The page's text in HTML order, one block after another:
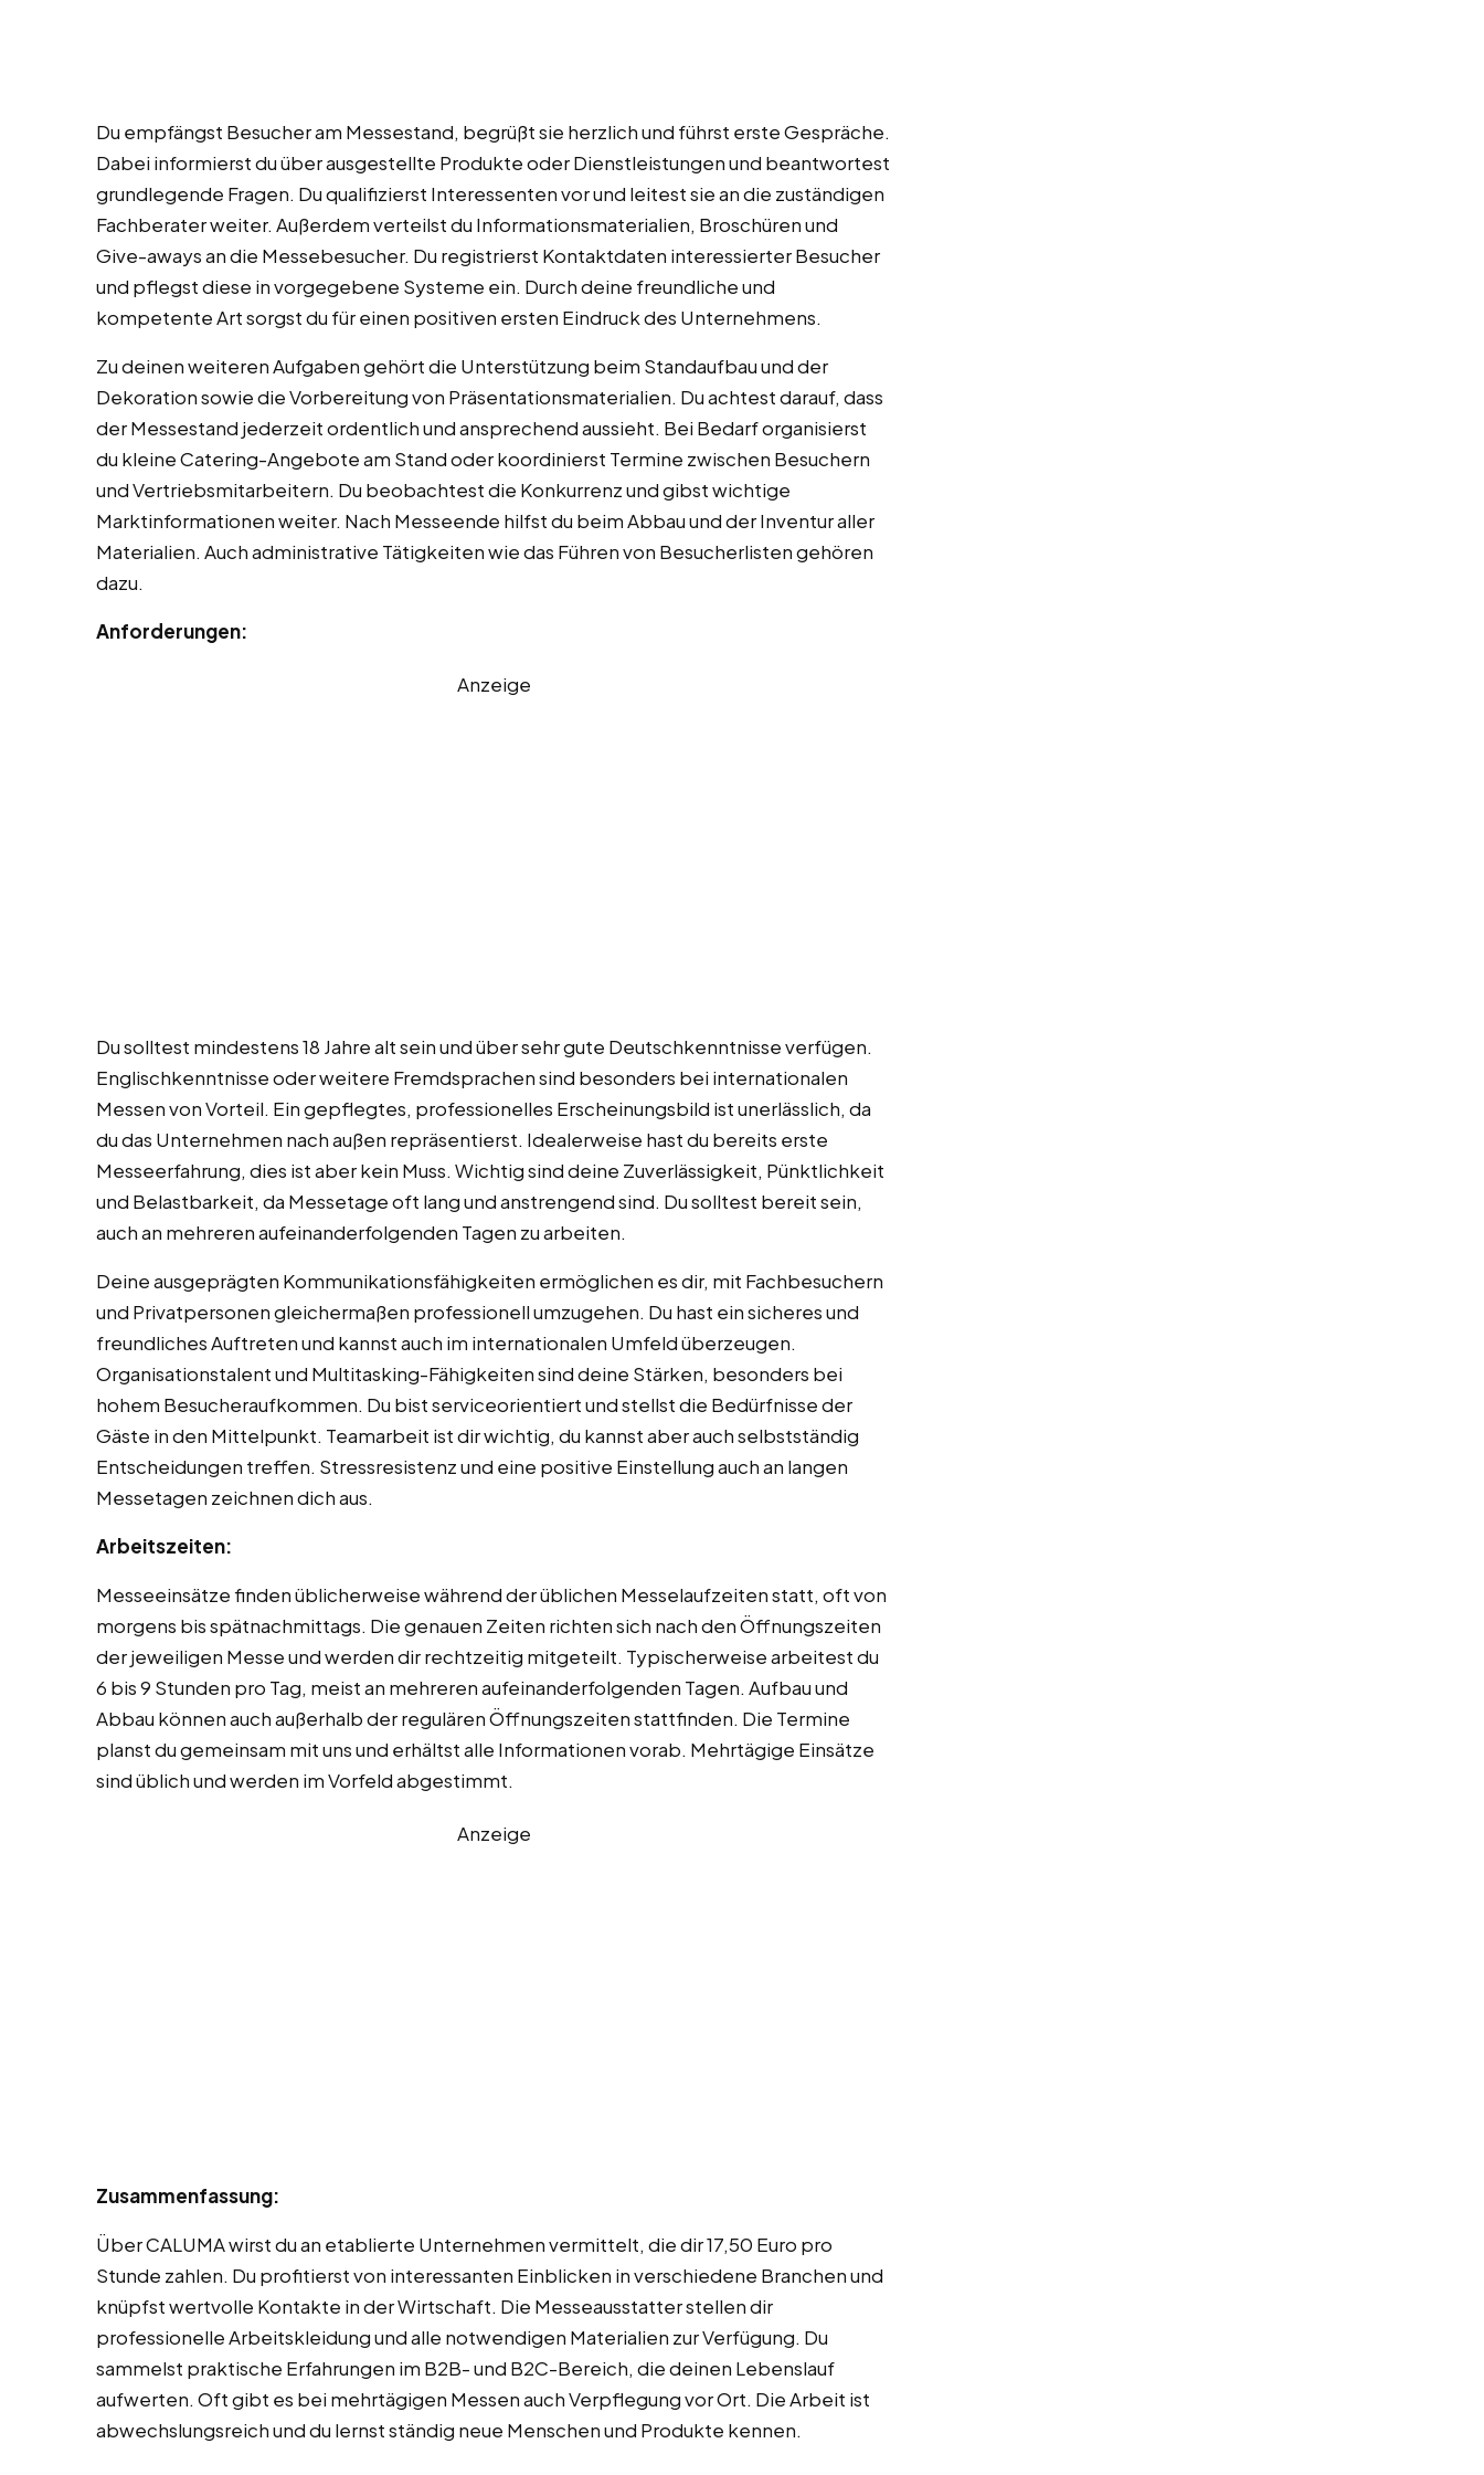
Du empfängst Besucher am Messestand, begrüßt sie herzlich und führst erste Gespräche.
Dabei informierst du über ausgestellte Produkte oder Dienstleistungen und beantwortest
grundlegende Fragen. Du qualifizierst Interessenten vor und leitest sie an die zuständigen
Fachberater weiter. Außerdem verteilst du Informationsmaterialien, Broschüren und
Give-aways an die Messebesucher. Du registrierst Kontaktdaten interessierter Besucher
und pflegst diese in vorgegebene Systeme ein. Durch deine freundliche und
kompetente Art sorgst du für einen positiven ersten Eindruck des Unternehmens.
Zu deinen weiteren Aufgaben gehört die Unterstützung beim Standaufbau und der
Dekoration sowie die Vorbereitung von Präsentationsmaterialien. Du achtest darauf, dass
der Messestand jederzeit ordentlich und ansprechend aussieht. Bei Bedarf organisierst
du kleine Catering-Angebote am Stand oder koordinierst Termine zwischen Besuchern
und Vertriebsmitarbeitern. Du beobachtest die Konkurrenz und gibst wichtige
Marktinformationen weiter. Nach Messeende hilfst du beim Abbau und der Inventur aller
Materialien. Auch administrative Tätigkeiten wie das Führen von Besucherlisten gehören
dazu.
Anforderungen:
Anzeige
Du solltest mindestens 18 Jahre alt sein und über sehr gute Deutschkenntnisse verfügen.
Englischkenntnisse oder weitere Fremdsprachen sind besonders bei internationalen
Messen von Vorteil. Ein gepflegtes, professionelles Erscheinungsbild ist unerlässlich, da
du das Unternehmen nach außen repräsentierst. Idealerweise hast du bereits erste
Messeerfahrung, dies ist aber kein Muss. Wichtig sind deine Zuverlässigkeit, Pünktlichkeit
und Belastbarkeit, da Messetage oft lang und anstrengend sind. Du solltest bereit sein,
auch an mehreren aufeinanderfolgenden Tagen zu arbeiten.
Deine ausgeprägten Kommunikationsfähigkeiten ermöglichen es dir, mit Fachbesuchern
und Privatpersonen gleichermaßen professionell umzugehen. Du hast ein sicheres und
freundliches Auftreten und kannst auch im internationalen Umfeld überzeugen.
Organisationstalent und Multitasking-Fähigkeiten sind deine Stärken, besonders bei
hohem Besucheraufkommen. Du bist serviceorientiert und stellst die Bedürfnisse der
Gäste in den Mittelpunkt. Teamarbeit ist dir wichtig, du kannst aber auch selbstständig
Entscheidungen treffen. Stressresistenz und eine positive Einstellung auch an langen
Messetagen zeichnen dich aus.
Arbeitszeiten:
Messeeinsätze finden üblicherweise während der üblichen Messelaufzeiten statt, oft von
morgens bis spätnachmittags. Die genauen Zeiten richten sich nach den Öffnungszeiten
der jeweiligen Messe und werden dir rechtzeitig mitgeteilt. Typischerweise arbeitest du
6 bis 9 Stunden pro Tag, meist an mehreren aufeinanderfolgenden Tagen. Aufbau und
Abbau können auch außerhalb der regulären Öffnungszeiten stattfinden. Die Termine
planst du gemeinsam mit uns und erhältst alle Informationen vorab. Mehrtägige Einsätze
sind üblich und werden im Vorfeld abgestimmt.
Anzeige
Zusammenfassung:
Über CALUMA wirst du an etablierte Unternehmen vermittelt, die dir 17,50 Euro pro
Stunde zahlen. Du profitierst von interessanten Einblicken in verschiedene Branchen und
knüpfst wertvolle Kontakte in der Wirtschaft. Die Messeausstatter stellen dir
professionelle Arbeitskleidung und alle notwendigen Materialien zur Verfügung. Du
sammelst praktische Erfahrungen im B2B- und B2C-Bereich, die deinen Lebenslauf
aufwerten. Oft gibt es bei mehrtägigen Messen auch Verpflegung vor Ort. Die Arbeit ist
abwechslungsreich und du lernst ständig neue Menschen und Produkte kennen.